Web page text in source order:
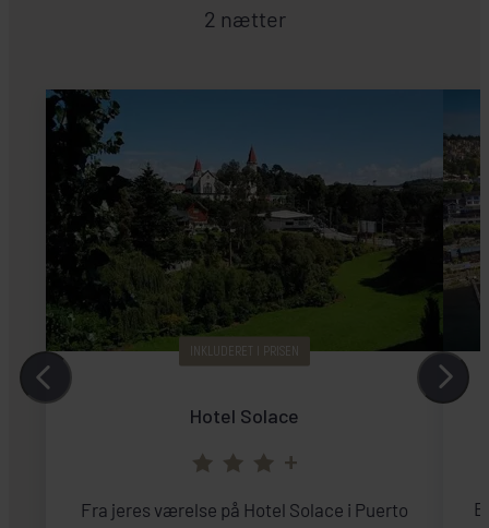
2 nætter
INKLUDERET I PRISEN
Hotel Solace
+
Fra jeres værelse på Hotel Solace i Puerto